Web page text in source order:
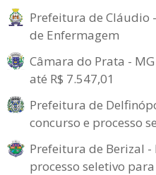
Prefeitura de Cláudio
de Enfermagem
Câmara do Prata -
até R$ 7.547,01
Prefeitura de
concurso e processo
Prefeitura de Berizal -
processo seletivo